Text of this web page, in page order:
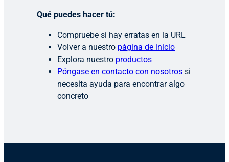
Qué puedes hacer tú:
Compruebe si hay erratas en la URL
Volver a nuestro página de inicio
Explora nuestro productos
Póngase en contacto con nosotros si
necesita ayuda para encontrar algo
concreto